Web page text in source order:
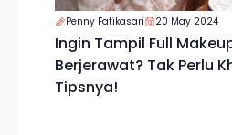
Penny Fatikasari 20 May 2024
Ingin Tampil Full
Berjerawat? Tak Perlu
Tipsnya!